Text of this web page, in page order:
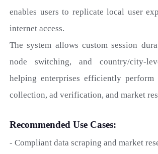
enables users to replicate local user
internet access.
The system allows custom session
node switching, and country/city-
helping enterprises efficiently perform
collection, ad verification, and market
Recommended Use Cases:
- Compliant data scraping and market